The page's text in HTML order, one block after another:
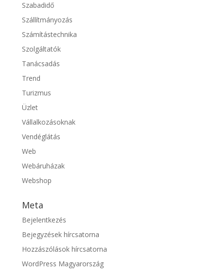
Szabadidő
Szállítmányozás
Számítástechnika
Szolgáltatók
Tanácsadás
Trend
Turizmus
Üzlet
Vállalkozásoknak
Vendéglátás
Web
Webáruházak
Webshop
Meta
Bejelentkezés
Bejegyzések hírcsatorna
Hozzászólások hírcsatorna
WordPress Magyarország